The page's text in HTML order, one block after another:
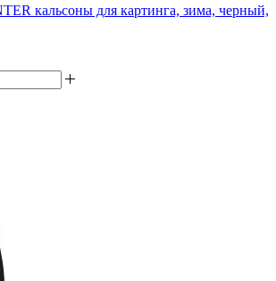
кальсоны для картинга, зима, черный,